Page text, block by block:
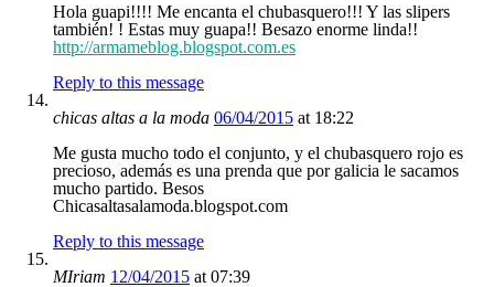
Hola guapi!!!! Me encanta el chubasquero!!! Y las slipers
también! ! Estas muy guapa!! Besazo enorme linda!!
http://armameblog.blogspot.com.es
Reply to this message
chicas altas a la moda 06/04/2015 at 18:22
Me gusta mucho todo el conjunto, y el chubasquero rojo es
precioso, además es una prenda que por galicia le sacamos
mucho partido. Besos
Chicasaltasalamoda.blogspot.com
Reply to this message
MIriam 12/04/2015 at 07:39